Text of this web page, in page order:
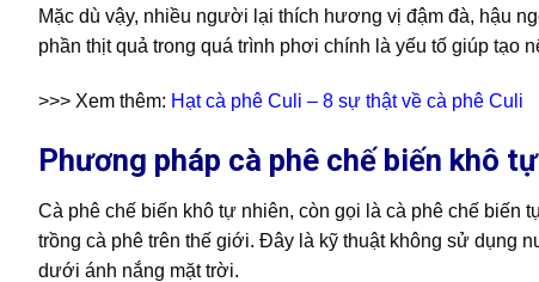
Mặc dù vậy, nhiều người lại thích hương vị đậm đà, hậu
phần thịt quả trong quá trình phơi chính là yếu tố giúp
>>> Xem thêm: Hạt cà phê Culi – 8 sự thật về cà phê Culi
Phương pháp cà phê chế biến khô
Cà phê chế biến khô tự nhiên, còn gọi là cà phê chế
trồng cà phê trên thế giới. Đây là kỹ thuật không sử dụng
dưới ánh nắng mặt trời.